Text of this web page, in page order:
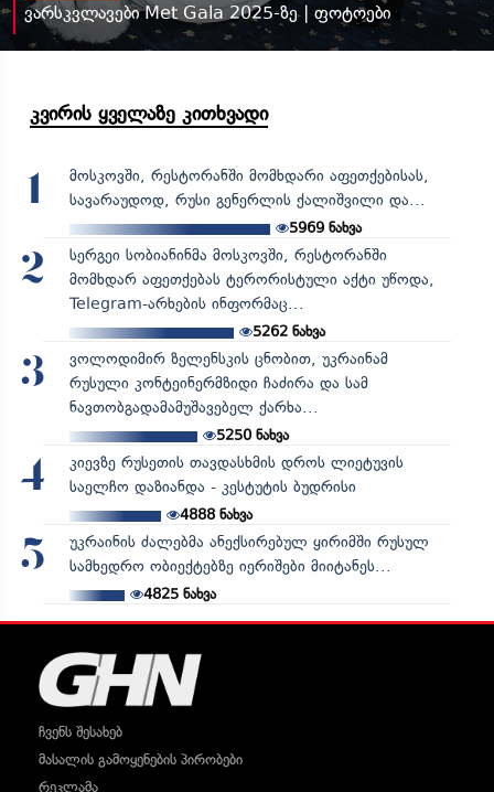
ვარსკვლავები Met Gala 2025-ზე | ფოტოები
კვირის ყველაზე კითხვადი
1
მოსკოვში, რესტორანში მომხდარი აფეთქებისას,
სავარაუდოდ, რუსი გენერლის ქალიშვილი და...
5969 ნახვა
2
სერგეი სობიანინმა მოსკოვში, რესტორანში
მომხდარ აფეთქებას ტერორისტული აქტი უწოდა,
Telegram-არხების ინფორმაც...
5262ნახვა
3
ვოლოდიმირ ზელენსკის ცნობით, უკრაინამ
რუსული კონტეინერმზიდი ჩაძირა და სამ
ნავთობგადამამუშავებელ ქარხა...
5250ნახვა
4
კიევზე რუსეთის თავდასხმის დროს ლიეტუვის
საელჩო დაზიანდა - კესტუტის ბუდრისი
4888ნახვა
5
უკრაინის ძალებმა ანექსირებულ ყირიმში რუსულ
სამხედრო ობიექტებზე იერიშები მიიტანეს...
4825ნახვა
ჩვენს შესახებ
მასალის გამოყენების პირობები
რეკლამა